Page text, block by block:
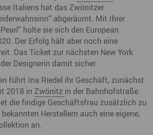
Italiens hat das Zwönitzer
abgeräumt. Mit Ihrer
holte sie sich den European
Der Erfolg hält aber noch eine
Das Ticket zur nächsten New York
Designerin damit sicher.
führt Ina Riedel ihr Geschäft, zunächst
2018 in Zwönitz in der Bahnhofstraße
die findige Geschäftsfrau zusätzlich zu
Herstellern auch eine eigene,
an.